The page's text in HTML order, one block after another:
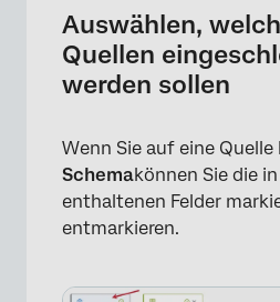
Auswählen,
Quellen
werden sollen
Wenn Sie auf eine
Schemakönnen Sie die
enthaltenen Felder
entmarkieren.